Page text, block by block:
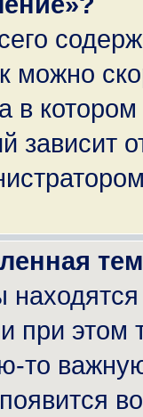
можно
в
зависит
при этом
то